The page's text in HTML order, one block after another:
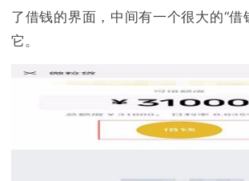
了借钱的界面，中间有一个很大的“借
它。